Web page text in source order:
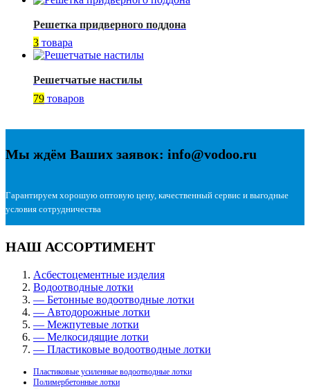
Решетка придверного поддона
3 товара
Решетчатые настилы
79 товаров
Мы ждём Ваших заявок: info@vodoo.ru
Гарантируем хорошую оптовую цену, качественный сервис и выгодные
условия сотрудничества
НАШ АССОРТИМЕНТ
Асбестоцементные изделия
Водоотводные лотки
— Бетонные водоотводные лотки
— Автодорожные лотки
— Межпутевые лотки
— Мелкосидящие лотки
— Пластиковые водоотводные лотки
Пластиковые усиленные водоотводные лотки
Полимербетонные лотки